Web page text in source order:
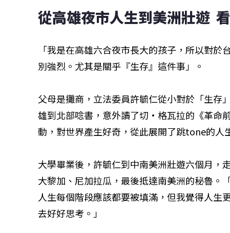
從高雄夜市人生到美洲壯遊
「我是在高雄六合夜市長大的孩子，所以對
別強烈。尤其是關乎『生存』這件事」。
父母是攤商，立法委員許毓仁從小對於「生存
雄到北部唸書，意外讀了切·格瓦拉的《革命
動，對世界產生好奇，從此展開了跳tone的人
大學畢業後，許毓仁到中南美洲壯遊六個月，
大黎加、尼加拉瓜，最後抵達南美洲的秘魯。
人生每個階段應該都要被填滿，但我覺得人生
去好好思考。」